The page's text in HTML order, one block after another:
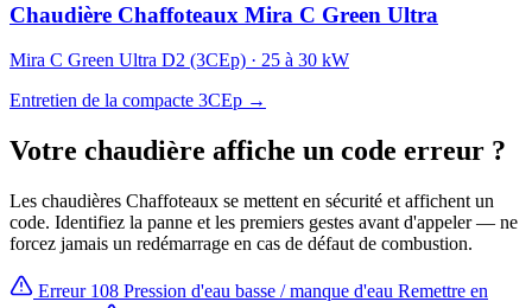
Chaudière Chaffoteaux Mira C Green Ultra
Mira C Green Ultra D2 (3CEp) · 25 à 30 kW
Entretien de la compacte 3CEp →
Votre chaudière affiche un code erreur ?
Les chaudières Chaffoteaux se mettent en sécurité et affichent un
code. Identifiez la panne et les premiers gestes avant d'appeler — ne
forcez jamais un redémarrage en cas de défaut de combustion.
Erreur 108 Pression d'eau basse / manque d'eau Remettre en